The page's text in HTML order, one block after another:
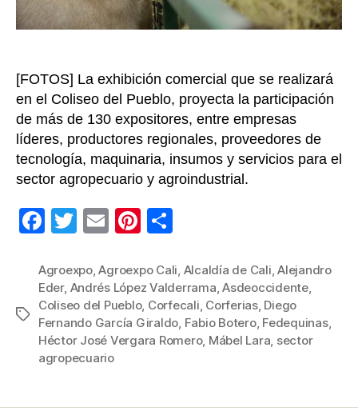
del
[FOTOS] La exhibición comercial que se realizará
en el Coliseo del Pueblo, proyecta la participación
de más de 130 expositores, entre empresas
líderes, productores regionales, proveedores de
tecnología, maquinaria, insumos y servicios para el
sector agropecuario y agroindustrial.
F
c
e
b
o
o
k
T
tt
er
E
ail
Pi
er
e
st
m
p
ar
tir
Etiquetas
Agroexpo,Agroexpo Cali, Alcaldía de Cali,Alejandro
Eder, Andrés López Valderrama,Asdeoccidente,
Coliseo del Pueblo, Corfecali, Corferias, Diego
Fernando García Giraldo, Fabio Botero, Fedequinas,
Héctor José Vergara Romero, Mábel Lara, sector
agropecuario